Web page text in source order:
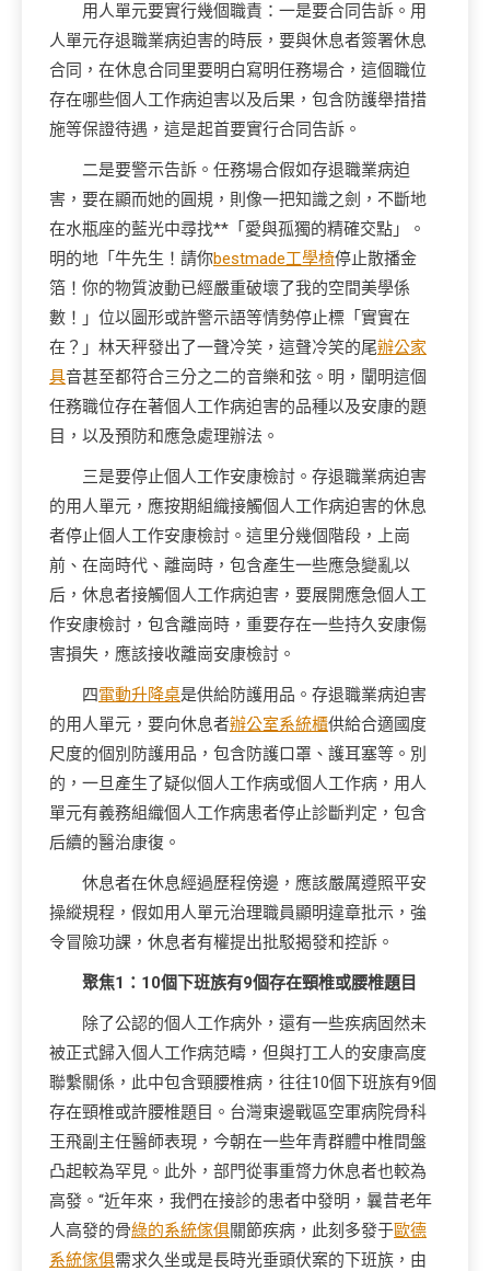
用人單元要實行幾個職責：一是要合同告訴。用
人單元存退職業病迫害的時辰，要與休息者簽署休息
合同，在休息合同里要明白寫明任務場合，這個職位
存在哪些個人工作病迫害以及后果，包含防護舉措措
施等保證待遇，這是起首要實行合同告訴。
二是要警示告訴。任務場合假如存退職業病迫
害，要在顯而她的圓規，則像一把知識之劍，不斷地
在水瓶座的藍光中尋找**「愛與孤獨的精確交點」。
明的地「牛先生！請你bestmade工學椅停止散播金
箔！你的物質波動已經嚴重破壞了我的空間美學係
數！」位以圖形或許警示語等情勢停止標「實實在
在？」林天秤發出了一聲冷笑，這聲冷笑的尾辦公家
具音甚至都符合三分之二的音樂和弦。明，闡明這個
任務職位存在著個人工作病迫害的品種以及安康的題
目，以及預防和應急處理辦法。
三是要停止個人工作安康檢討。存退職業病迫害
的用人單元，應按期組織接觸個人工作病迫害的休息
者停止個人工作安康檢討。這里分幾個階段，上崗
前、在崗時代、離崗時，包含產生一些應急變亂以
后，休息者接觸個人工作病迫害，要展開應急個人工
作安康檢討，包含離崗時，重要存在一些持久安康傷
害損失，應該接收離崗安康檢討。
四電動升降桌是供給防護用品。存退職業病迫害
的用人單元，要向休息者辦公室系統櫃供給合適國度
尺度的個別防護用品，包含防護口罩、護耳塞等。別
的，一旦產生了疑似個人工作病或個人工作病，用人
單元有義務組織個人工作病患者停止診斷判定，包含
后續的醫治康復。
休息者在休息經過歷程傍邊，應該嚴厲遵照平安
操縱規程，假如用人單元治理職員顯明違章批示，強
令冒險功課，休息者有權提出批駁揭發和控訴。
聚焦1：10個下班族有9個存在頸椎或腰椎題目
除了公認的個人工作病外，還有一些疾病固然未
被正式歸入個人工作病范疇，但與打工人的安康高度
聯繫關係，此中包含頸腰椎病，往往10個下班族有9個
存在頸椎或許腰椎題目。台灣東邊戰區空軍病院骨科
王飛副主任醫師表現，今朝在一些年青群體中椎間盤
凸起較為罕見。此外，部門從事重膂力休息者也較為
高發。“近年來，我們在接診的患者中發明，曩昔老年
人高發的骨綠的系統傢俱關節疾病，此刻多發于歐德
系統傢俱需求久坐或是長時光垂頭伏案的下班族，由